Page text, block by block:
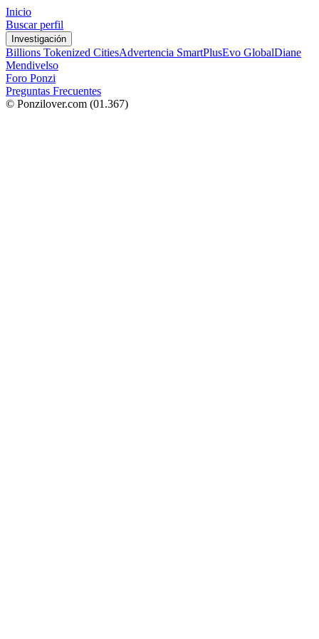
Inicio
Buscar perfil
Investigación
Billions Tokenized CitiesAdvertencia SmartPlusEvo GlobalDiane
Mendivelso
Foro Ponzi
Preguntas Frecuentes
© Ponzilover.com (01.367)